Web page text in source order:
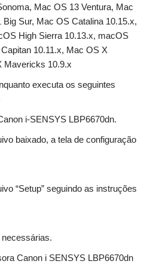
Mac OS 13 Ventura, Mac
Sur, Mac OS Catalina 10.15.x,
High Sierra 10.13.x, macOS
10.11.x, Mac OS X
Mavericks 10.9.x
executa os seguintes
i-SENSYS LBP6670dn.
baixado, a tela de configuração
“Setup” seguindo as instruções
Canon i SENSYS LBP6670dn